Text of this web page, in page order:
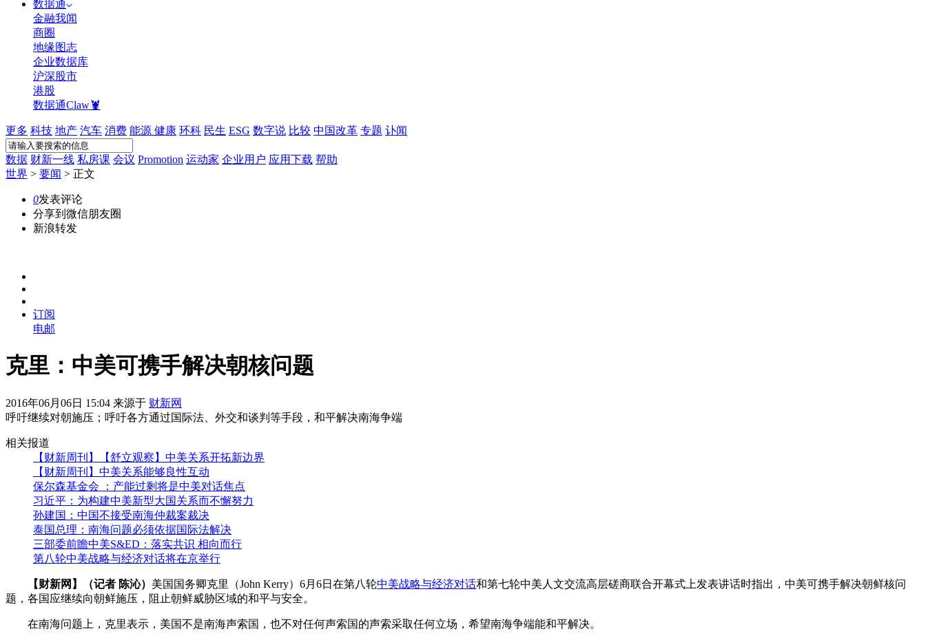
数据通
金融我闻
商圈
地缘图志
企业数据库
沪深股市
港股
数据通Claw🦞
更多 科技 地产 汽车 消费 能源 健康 环科 民生 ESG 数字说 比较 中国改革 专题 讣闻
数据 财新一线 私房课 会议 Promotion 运动家 企业用户 应用下载 帮助
世界 > 要闻 > 正文
0发表评论
分享到微信朋友圈
新浪转发
订阅
电邮
克里：中美可携手解决朝核问题
2016年06月06日 15:04 来源于 财新网
呼吁继续对朝施压；呼吁各方通过国际法、外交和谈判等手段，和平解决南海争端
相关报道
【财新周刊】【舒立观察】中美关系开拓新边界
【财新周刊】中美关系能够良性互动
保尔森基金会 ：产能过剩将是中美对话焦点
习近平：为构建中美新型大国关系而不懈努力
孙建国：中国不接受南海仲裁案裁决
泰国总理：南海问题必须依据国际法解决
三部委前瞻中美S&ED：落实共识 相向而行
第八轮中美战略与经济对话将在京举行
【财新网】（记者 陈沁） 美国国务卿克里（John Kerry）6月6日在第八轮中美战略与经济对话和第七轮中美人文交流高层磋商联合开幕式上发表讲话时指出，中美可携手解决朝鲜核问
题，各国应继续向朝鲜施压，阻止朝鲜威胁区域的和平与安全。
在南海问题上，克里表示，美国不是南海声索国，也不对任何声索国的声索采取任何立场，希望南海争端能和平解决。